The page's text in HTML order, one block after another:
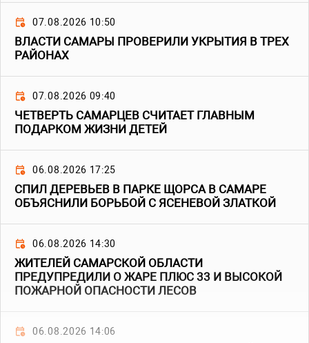
07.08.2026 10:50
ВЛАСТИ САМАРЫ ПРОВЕРИЛИ УКРЫТИЯ В ТРЕХ
РАЙОНАХ
07.08.2026 09:40
ЧЕТВЕРТЬ САМАРЦЕВ СЧИТАЕТ ГЛАВНЫМ
ПОДАРКОМ ЖИЗНИ ДЕТЕЙ
06.08.2026 17:25
СПИЛ ДЕРЕВЬЕВ В ПАРКЕ ЩОРСА В САМАРЕ
ОБЪЯСНИЛИ БОРЬБОЙ С ЯСЕНЕВОЙ ЗЛАТКОЙ
06.08.2026 14:30
ЖИТЕЛЕЙ САМАРСКОЙ ОБЛАСТИ
ПРЕДУПРЕДИЛИ О ЖАРЕ ПЛЮС 33 И ВЫСОКОЙ
ПОЖАРНОЙ ОПАСНОСТИ ЛЕСОВ
06.08.2026 14:06